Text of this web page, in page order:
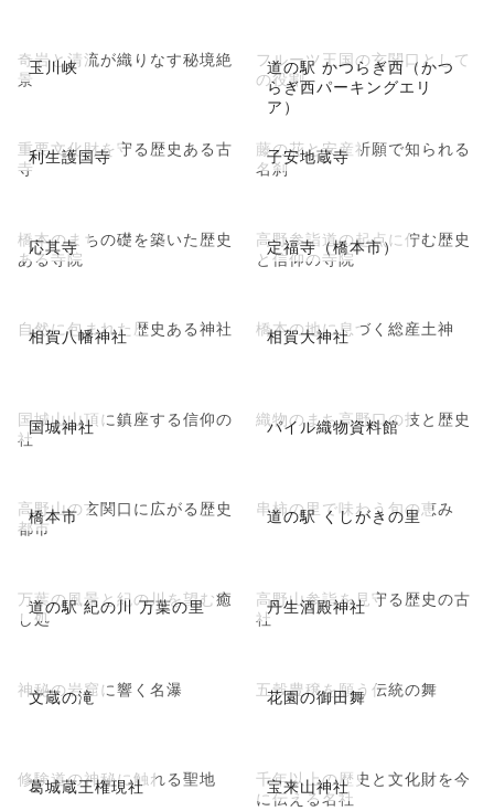
玉川峡
奇岩と清流が織りなす秘境絶
景
道の駅 かつらぎ西（かつ
らぎ西パーキングエリ
ア）
フルーツ王国の玄関口として
の役割
利生護国寺
重要文化財を守る歴史ある古
寺
子安地蔵寺
藤の花と安産祈願で知られる
名刹
応其寺
橋本のまちの礎を築いた歴史
ある寺院
定福寺（橋本市）
高野参詣道の起点に佇む歴史
と信仰の寺院
相賀八幡神社
自然に包まれた歴史ある神社 相賀大神社
橋本の地に息づく総産土神
国城神社
国城山山頂に鎮座する信仰の
社
パイル織物資料館
織物のまち高野口の技と歴史
橋本市
高野山の玄関口に広がる歴史
都市
道の駅 くしがきの里
串柿の里で味わう旬の恵み
道の駅 紀の川 万葉の里
万葉の風景と紀の川を望む癒
し処
丹生酒殿神社
高野山参詣を見守る歴史の古
社
文蔵の滝
神秘の岩窟に響く名瀑 花園の御田舞
五穀豊穣を願う伝統の舞
葛城蔵王権現社
修験道の神秘に触れる聖地 宝来山神社
千年以上の歴史と文化財を今
に伝える名社